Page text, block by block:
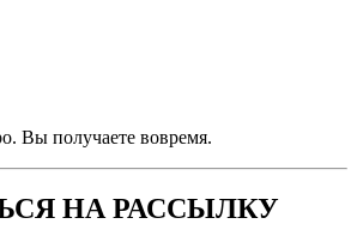
Вы получаете вовремя.
НА РАССЫЛКУ